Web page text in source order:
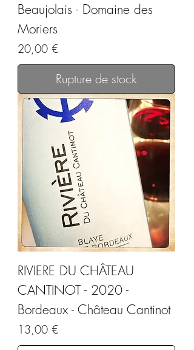
Beaujolais - Domaine des
Moriers
Prix
20,00 €
Rupture de stock
RIVIERE DU CHÂTEAU
CANTINOT - 2020 -
Bordeaux - Château Cantinot
Prix
13,00 €